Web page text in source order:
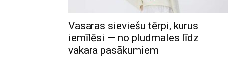
Vasaras sieviešu tērpi, kurus
iemīlēsi — no pludmales līdz
vakara pasākumiem